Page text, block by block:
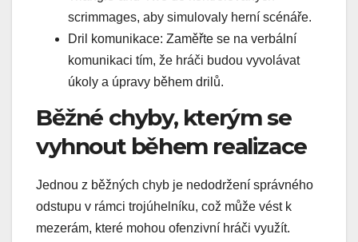
scrimmages, aby simulovaly herní scénáře.
Dril komunikace: Zaměřte se na verbální
komunikaci tím, že hráči budou vyvolávat
úkoly a úpravy během drilů.
Běžné chyby, kterým se
vyhnout během realizace
Jednou z běžných chyb je nedodržení správného
odstupu v rámci trojúhelníku, což může vést k
mezerám, které mohou ofenzivní hráči využít.